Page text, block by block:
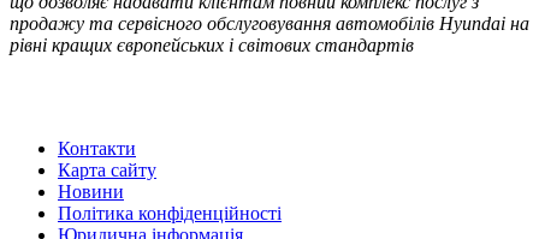
продажу та сервісного обслуговування автомобілів Hyundai на
рівні кращих європейських і світових стандартів
Контакти
Карта сайту
Новини
Політика конфіденційності
Юридична інформація